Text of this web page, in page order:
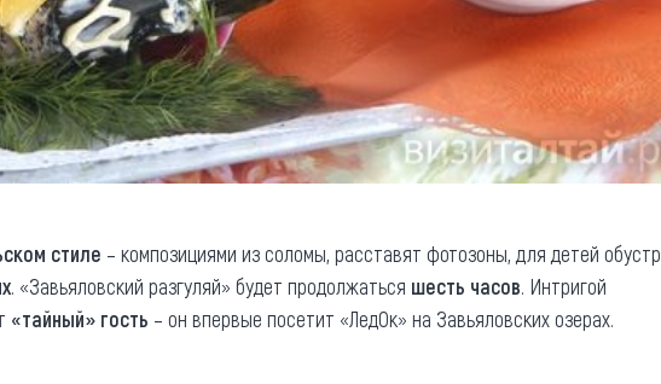
стиле – композициями из соломы, расставят фотозоны, для детей
. «Завьяловский разгуляй» будет продолжаться шесть часов. Интригой
«тайный» гость – он впервые посетит «ЛедОк» на Завьяловских озерах.